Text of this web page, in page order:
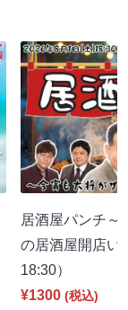
居酒屋パンチ～
の居酒屋開店
18:30）
¥1300 (税込)